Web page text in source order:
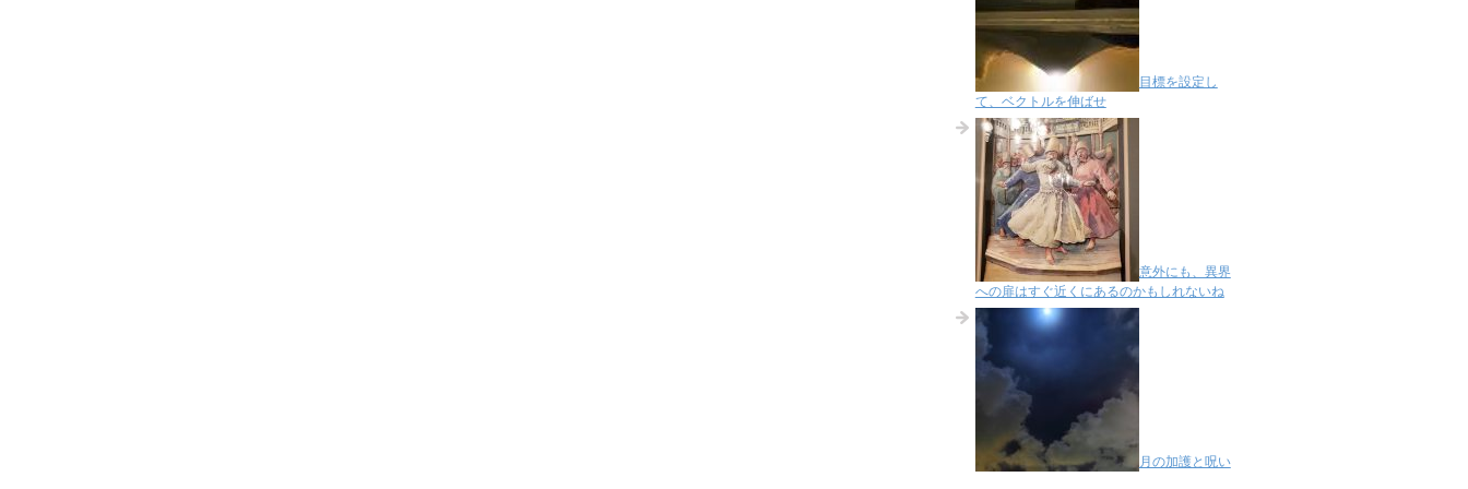
目標を設定し
て、ベクトルを伸ばせ
意外にも、異界
への扉はすぐ近くにあるのかもしれないね
月の加護と呪い